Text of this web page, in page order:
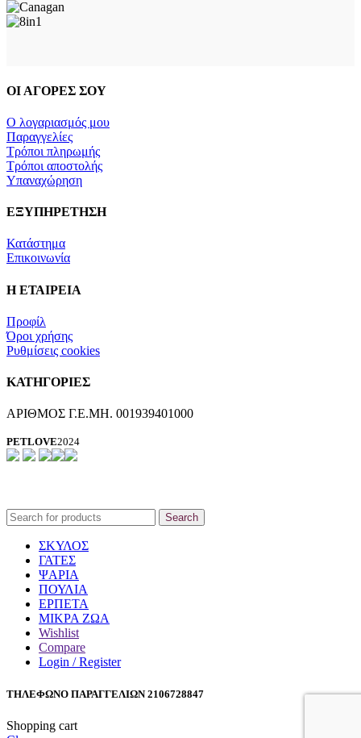
ΟΙ ΑΓΟΡΕΣ ΣΟΥ
Ο λογαριασμός μου
Παραγγελίες
Τρόποι πληρωμής
Τρόποι αποστολής
Υπαναχώρηση
ΕΞΥΠΗΡΕΤΗΣΗ
Κατάστημα
Επικοινωνία
Η ΕΤΑΙΡΕΙΑ
Προφίλ
Όροι χρήσης
Ρυθμίσεις cookies
ΚΑΤΗΓΟΡΙΕΣ
ΑΡΙΘΜΟΣ Γ.Ε.ΜΗ. 001939401000
PETLOVE2024
Search
ΣΚΥΛΟΣ
ΓΑΤΕΣ
ΨΑΡΙΑ
ΠΟΥΛΙΑ
ΕΡΠΕΤΑ
ΜΙΚΡΑ ΖΩΑ
Wishlist
Compare
Login / Register
ΤΗΛΕΦΩΝΟ ΠΑΡΑΓΓΕΛΙΩΝ 2106728847
Shopping cart